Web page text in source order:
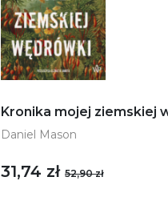
Kronika mojej ziemskiej
Daniel Mason
31,74 zł 52,90 zł